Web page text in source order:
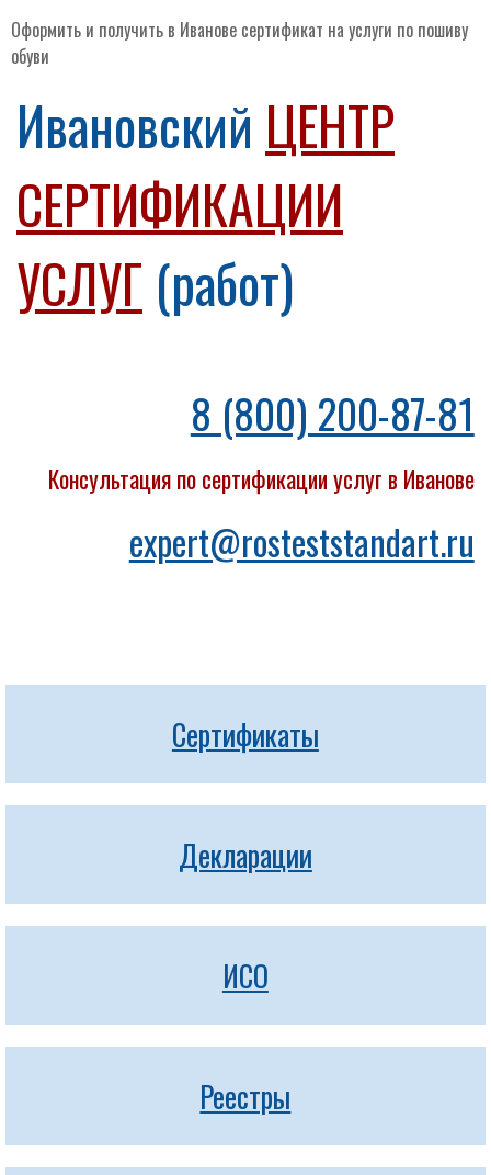
Оформить и получить в Иванове сертификат на услуги по пошиву
обуви
Ивановский ЦЕНТР
СЕРТИФИКАЦИИ
УСЛУГ (работ)
8 (800) 200-87-81
Консультация по сертификации услуг в Иванове
expert@rosteststandart.ru
Сертификаты
Декларации
ИСО
Реестры